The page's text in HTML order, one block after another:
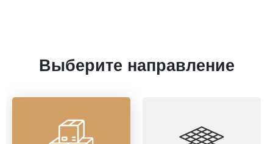
Выберите направление